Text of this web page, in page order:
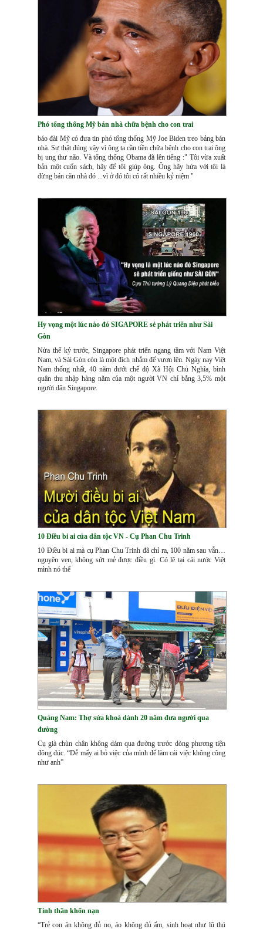
Phó tổng thống Mỹ bán nhà chữa bệnh cho con trai
báo đài Mỹ có đưa tin phó tổng thống Mỹ Joe Biden treo bảng bán
nhà. Sự thật đúng vậy vì ông ta cần tiền chữa bệnh cho con trai ông
bị ung thư não. Và tổng thống Obama đã lên tiếng :" Tôi vừa xuất
bản một cuốn sách, hãy để tôi giúp ông. Ông hãy hứa với tôi là
đừng bán căn nhà đó ...vì ở đó tôi có rất nhiều kỷ niệm "
Hy vọng một lúc nào đó SIGAPORE sẻ phát triển như Sài
Gòn
Nửa thế kỷ trước, Singapore phát triển ngang tầm với Nam Việt
Nam, và Sài Gòn còn là một đích nhắm để vươn lên. Ngày nay Việt
Nam thống nhất, 40 năm dưới chế độ Xã Hội Chủ Nghĩa, bình
quân thu nhập hàng năm của một người VN chỉ bằng 3,5% một
người dân Singapore.
10 Điều bi ai của dân tộc VN - Cụ Phan Chu Trinh
10 Điều bi ai mà cụ Phan Chu Trinh đã chỉ ra, 100 năm sau vẫn…
nguyên vẹn, không sứt mẻ được điều gì. Có lẽ tại cái nước Việt
mình nó thế
Quảng Nam: Thợ sửa khoá dành 20 năm đưa người qua
đường
Cụ già chùn chân không dám qua đường trước dòng phương tiện
đông đúc. “Dễ mấy ai bỏ việc của mình để làm cái việc không công
như anh”
Tinh thần khốn nạn
“Trẻ con ăn không đủ no, áo không đủ ấm, sinh hoạt như lũ thú